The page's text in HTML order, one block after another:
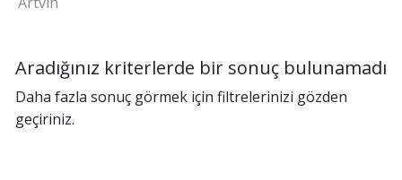
Aradığınız kriterlerde bir sonuç bulunamadı
Daha fazla sonuç görmek için filtrelerinizi gözden
geçiriniz.